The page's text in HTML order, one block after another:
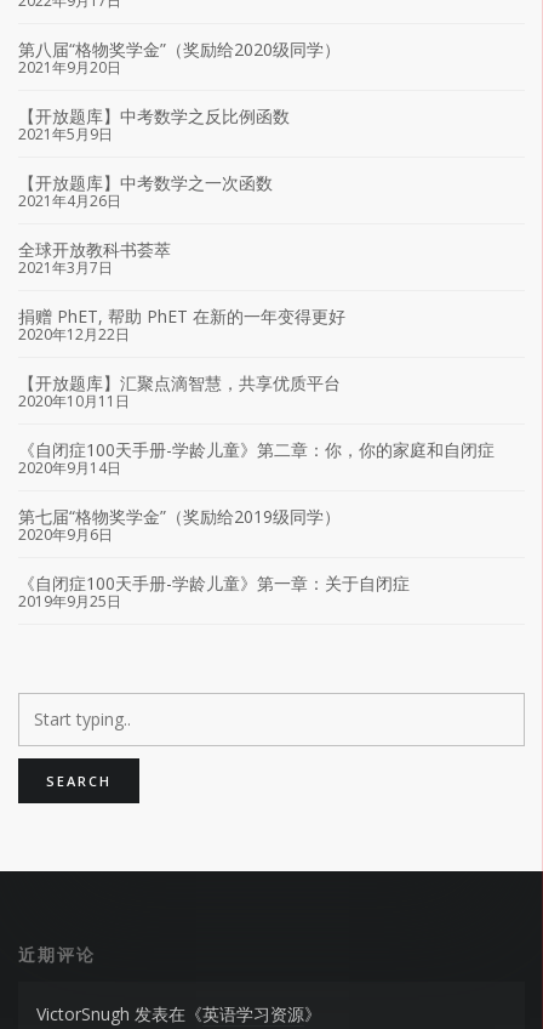
第八届“格物奖学金”（奖励给2020级同学）
2021年9月20日
【开放题库】中考数学之反比例函数
2021年5月9日
【开放题库】中考数学之一次函数
2021年4月26日
全球开放教科书荟萃
2021年3月7日
捐赠 PhET, 帮助 PhET 在新的一年变得更好
2020年12月22日
【开放题库】汇聚点滴智慧，共享优质平台
2020年10月11日
《自闭症100天手册-学龄儿童》第二章：你，你的家庭和自闭症
2020年9月14日
第七届“格物奖学金”（奖励给2019级同学）
2020年9月6日
《自闭症100天手册-学龄儿童》第一章：关于自闭症
2019年9月25日
近期评论
VictorSnugh 发表在《英语学习资源》